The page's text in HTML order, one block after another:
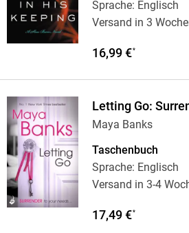
Sprache: Englisch
Versand in 3
16,99 €*
Letting Go:
Maya Banks
Taschenbuch
Sprache: Englisch
Versand in 3-4
17,49 €*